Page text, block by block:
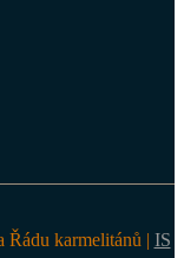
Řádu karmelitánů | IS